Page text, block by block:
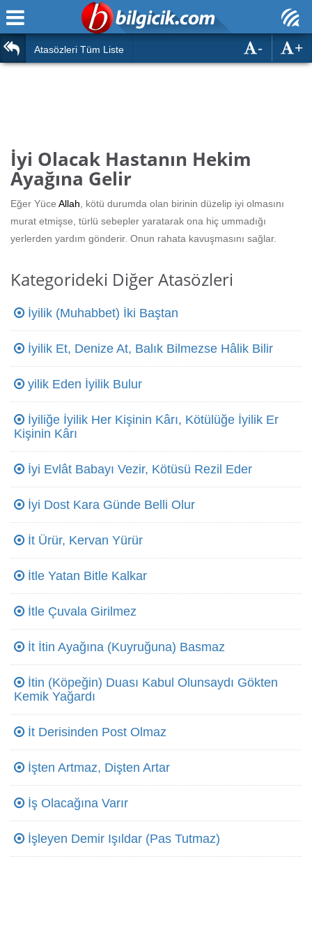
Ana Sayfa
Türk Tarihi & Kültürü
Eğitim
Hesaplamalar
Hızlı Okuma Testi
Hesaplamalar
Oyun
Atasözleri Tüm Liste +
-
İyi Olacak Hastanın Hekim
Ayağına Gelir
Eğer Yüce Allah , kötü durumda olan birinin düzelip iyi olmasını
murat etmişse, türlü sebepler yaratarak ona hiç ummadığı
yerlerden yardım gönderir. Onun rahata kavuşmasını sağlar.
Kategorideki Diğer Atasözleri
İyilik (Muhabbet) İki Baştan
İyilik Et, Denize At, Balık Bilmezse Hâlik Bilir
yilik Eden İyilik Bulur
İyiliğe İyilik Her Kişinin Kârı, Kötülüğe İyilik Er
Kişinin Kârı
İyi Evlât Babayı Vezir, Kötüsü Rezil Eder
İyi Dost Kara Günde Belli Olur
İt Ürür, Kervan Yürür
İtle Yatan Bitle Kalkar
İtle Çuvala Girilmez
İt İtin Ayağına (Kuyruğuna) Basmaz
İtin (Köpeğin) Duası Kabul Olunsaydı Gökten
Kemik Yağardı
İt Derisinden Post Olmaz
İşten Artmaz, Dişten Artar
İş Olacağına Varır
İşleyen Demir Işıldar (Pas Tutmaz)